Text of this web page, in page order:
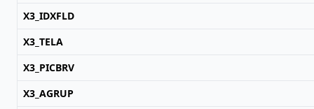
X3_IDXFLD
X3_TELA
X3_PICBRV
X3_AGRUP